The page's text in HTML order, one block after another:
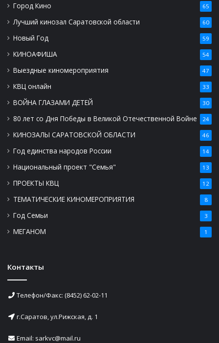
Город Кино 65
Лучший кинозал Саратовской области 60
Новый Год 59
КИНОАФИША 54
Выездные киномероприятия 47
КВЦ онлайн 33
ВОЙНА ГЛАЗАМИ ДЕТЕЙ 30
80 лет со Дня Победы в Великой Отечественной Войне 24
КИНОЗАЛЫ САРАТОВСКОЙ ОБЛАСТИ 46
Год единства народов России 14
Национальный проект "Семья" 13
ПРОЕКТЫ КВЦ 12
ТЕМАТИЧЕСКИЕ КИНОМЕРОПРИЯТИЯ 8
Год Семьи 3
МЕГАНОМ 1
Контакты
Телефон/Факс: (8452) 62-02-11
г.Саратов, ул.Рижская, д. 1
Email: sarkvc@mail.ru